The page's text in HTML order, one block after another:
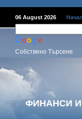
06 August 2026
Собствено Търсене
ФИНАНСИ